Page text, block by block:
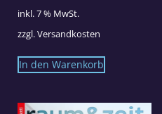
inkl. 7 % MwSt.
zzgl.Versandkosten
In den Warenkorb